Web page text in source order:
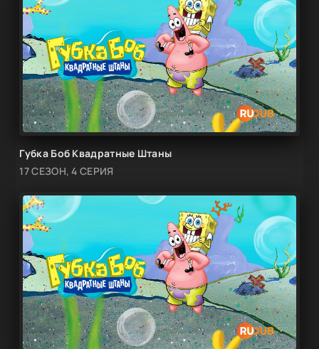
Губка Боб Квадратные Штаны
17 СЕЗОН, 4 СЕРИЯ